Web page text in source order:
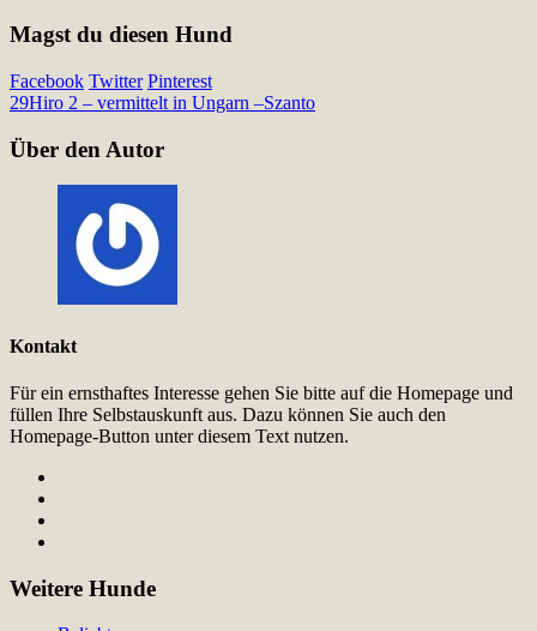
Magst du diesen Hund
Facebook Twitter Pinterest
29Hiro 2 – vermittelt in Ungarn –Szanto
Über den Autor
Kontakt
Für ein ernsthaftes Interesse gehen Sie bitte auf die Homepage und
füllen Ihre Selbstauskunft aus. Dazu können Sie auch den
Homepage-Button unter diesem Text nutzen.
Weitere Hunde